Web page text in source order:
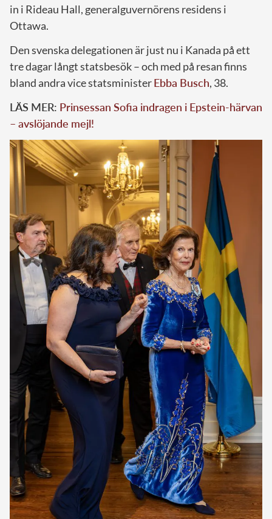
in i Rideau Hall, generalguvernörens residens i
Ottawa.
Den svenska delegationen är just nu i Kanada på ett
tre dagar långt statsbesök – och med på resan finns
bland andra vice statsministerEbba Busch, 38.
LÄS MER: Prinsessan Sofia indragen i Epstein-härvan
– avslöjande mejl!